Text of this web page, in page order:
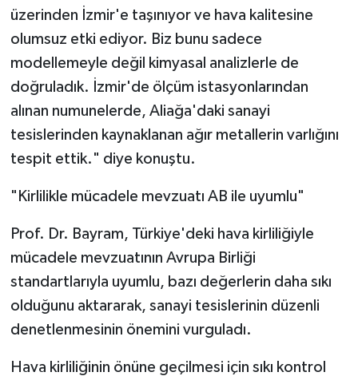
üzerinden İzmir'e taşınıyor ve hava kalitesine
olumsuz etki ediyor. Biz bunu sadece
modellemeyle değil kimyasal analizlerle de
doğruladık. İzmir'de ölçüm istasyonlarından
alınan numunelerde, Aliağa'daki sanayi
tesislerinden kaynaklanan ağır metallerin varlığını
tespit ettik." diye konuştu.
"Kirlilikle mücadele mevzuatı AB ile uyumlu"
Prof. Dr. Bayram, Türkiye'deki hava kirliliğiyle
mücadele mevzuatının Avrupa Birliği
standartlarıyla uyumlu, bazı değerlerin daha sıkı
olduğunu aktararak, sanayi tesislerinin düzenli
denetlenmesinin önemini vurguladı.
Hava kirliliğinin önüne geçilmesi için sıkı kontrol